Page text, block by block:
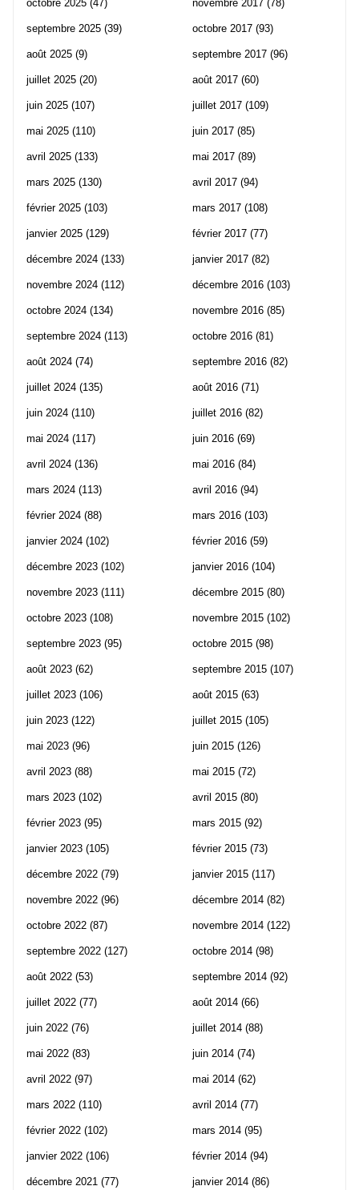
octobre 2025 (47)
septembre 2025 (39)
août 2025 (9)
juillet 2025 (20)
juin 2025 (107)
mai 2025 (110)
avril 2025 (133)
mars 2025 (130)
février 2025 (103)
janvier 2025 (129)
décembre 2024 (133)
novembre 2024 (112)
octobre 2024 (134)
septembre 2024 (113)
août 2024 (74)
juillet 2024 (135)
juin 2024 (110)
mai 2024 (117)
avril 2024 (136)
mars 2024 (113)
février 2024 (88)
janvier 2024 (102)
décembre 2023 (102)
novembre 2023 (111)
octobre 2023 (108)
septembre 2023 (95)
août 2023 (62)
juillet 2023 (106)
juin 2023 (122)
mai 2023 (96)
avril 2023 (88)
mars 2023 (102)
février 2023 (95)
janvier 2023 (105)
décembre 2022 (79)
novembre 2022 (96)
octobre 2022 (87)
septembre 2022 (127)
août 2022 (53)
juillet 2022 (77)
juin 2022 (76)
mai 2022 (83)
avril 2022 (97)
mars 2022 (110)
février 2022 (102)
janvier 2022 (106)
décembre 2021 (77)
novembre 2017 (78)
octobre 2017 (93)
septembre 2017 (96)
août 2017 (60)
juillet 2017 (109)
juin 2017 (85)
mai 2017 (89)
avril 2017 (94)
mars 2017 (108)
février 2017 (77)
janvier 2017 (82)
décembre 2016 (103)
novembre 2016 (85)
octobre 2016 (81)
septembre 2016 (82)
août 2016 (71)
juillet 2016 (82)
juin 2016 (69)
mai 2016 (84)
avril 2016 (94)
mars 2016 (103)
février 2016 (59)
janvier 2016 (104)
décembre 2015 (80)
novembre 2015 (102)
octobre 2015 (98)
septembre 2015 (107)
août 2015 (63)
juillet 2015 (105)
juin 2015 (126)
mai 2015 (72)
avril 2015 (80)
mars 2015 (92)
février 2015 (73)
janvier 2015 (117)
décembre 2014 (82)
novembre 2014 (122)
octobre 2014 (98)
septembre 2014 (92)
août 2014 (66)
juillet 2014 (88)
juin 2014 (74)
mai 2014 (62)
avril 2014 (77)
mars 2014 (95)
février 2014 (94)
janvier 2014 (86)